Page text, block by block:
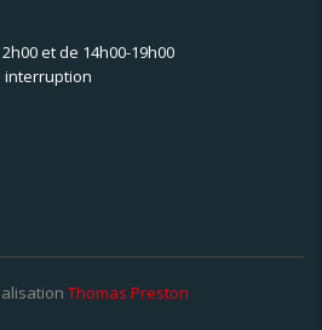
et de 14h00-19h00
interruption
Thomas Preston